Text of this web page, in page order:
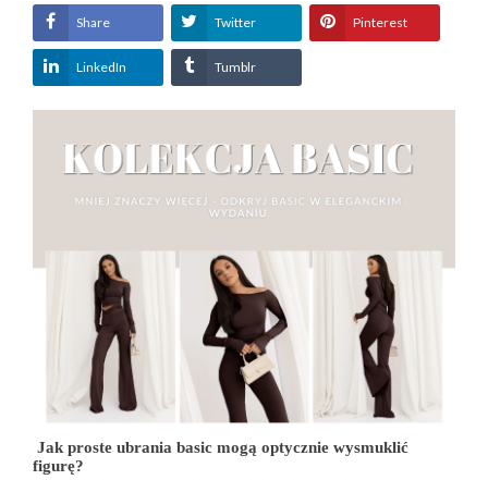
Share Twitter Pinterest
LinkedIn Tumblr
Jak proste ubrania basic mogą optycznie wysmuklić
figurę?